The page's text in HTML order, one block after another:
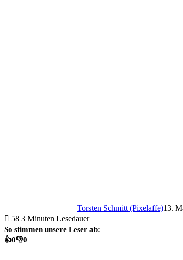
Torsten Schmitt (Pixelaffe)13.
58 3 Minuten Lesedauer
So stimmen unsere Leser ab:
👍0👎0